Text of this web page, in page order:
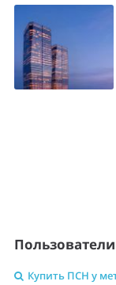
Купить ПСН у